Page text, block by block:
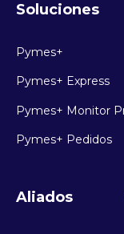
Soluciones
Pymes+
Pymes+ Express
Pymes+ Monitor
Pymes+ Pedidos
Aliados